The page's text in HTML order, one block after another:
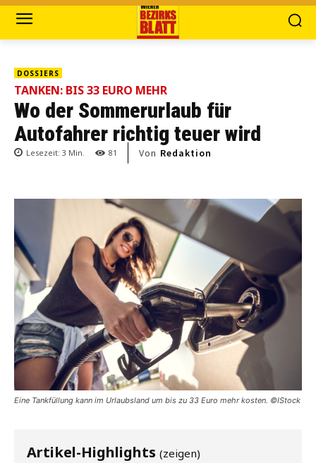
DOSSIERS
TANKEN: BIS 33 EURO MEHR
Wo der Sommerurlaub für
Autofahrer richtig teuer wird
Lesezeit: 3 Min. 81 Von Redaktion
Eine Tankfüllung kann im Urlaubsland um bis zu 33 Euro mehr kosten. ©IStock
Artikel-Highlights (zeigen)